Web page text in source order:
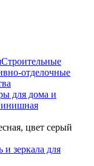
Строительные
отделочные
для дома и
цвет серый
и зеркала для